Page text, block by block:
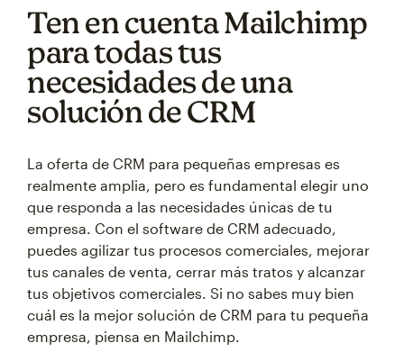
Ten en cuenta Mailchimp
para todas tus
necesidades de una
solución de CRM
La oferta de CRM para pequeñas empresas es
realmente amplia, pero es fundamental elegir uno
que responda a las necesidades únicas de tu
empresa. Con el software de CRM adecuado,
puedes agilizar tus procesos comerciales, mejorar
tus canales de venta, cerrar más tratos y alcanzar
tus objetivos comerciales. Si no sabes muy bien
cuál es la mejor solución de CRM para tu pequeña
empresa, piensa en Mailchimp.